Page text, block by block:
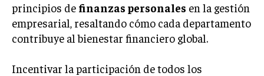
principios de finanzas personales en la gestión
empresarial, resaltando cómo cada departamento
contribuye al bienestar financiero global.
Incentivar la participación de todos los